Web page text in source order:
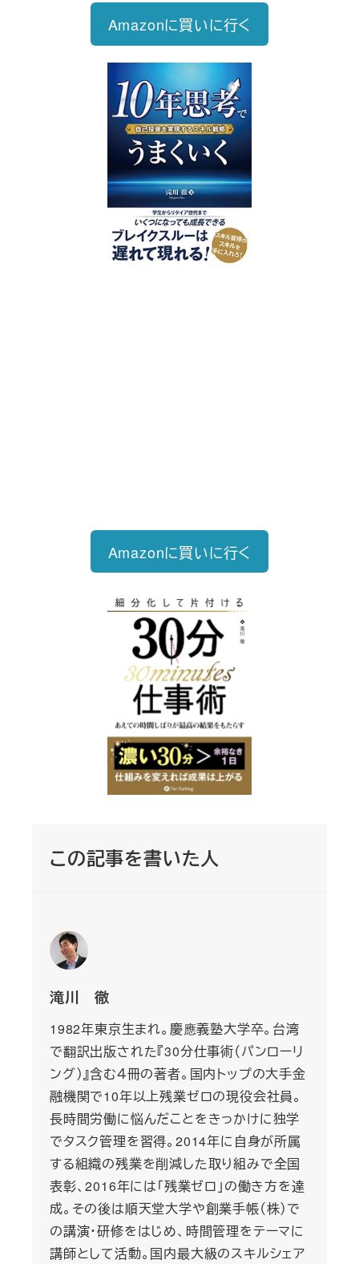
Amazonに買いに行く
Amazonに買いに行く
この記事を書いた人
滝川 徹
1982年東京生まれ。慶應義塾大学卒。台湾
で翻訳出版された『30分仕事術（パンローリ
ング）』含む４冊の著者。国内トップの大手金
融機関で10年以上残業ゼロの現役会社員。
長時間労働に悩んだことをきっかけに独学
でタスク管理を習得。2014年に自身が所属
する組織の残業を削減した取り組みで全国
表彰、2016年には「残業ゼロ」の働き方を達
成。その後は順天堂大学や創業手帳（株）で
の講演・研修をはじめ、時間管理をテーマに
講師として活動。国内最大級のスキルシェア